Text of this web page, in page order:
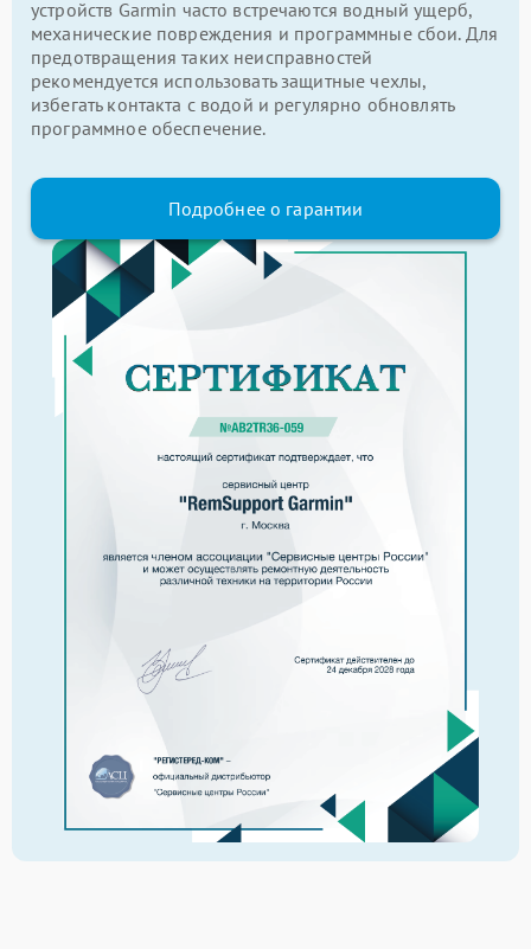
устройств Garmin часто встречаются водный ущерб,
механические повреждения и программные сбои. Для
предотвращения таких неисправностей
рекомендуется использовать защитные чехлы,
избегать контакта с водой и регулярно обновлять
программное обеспечение.
Подробнее о гарантии